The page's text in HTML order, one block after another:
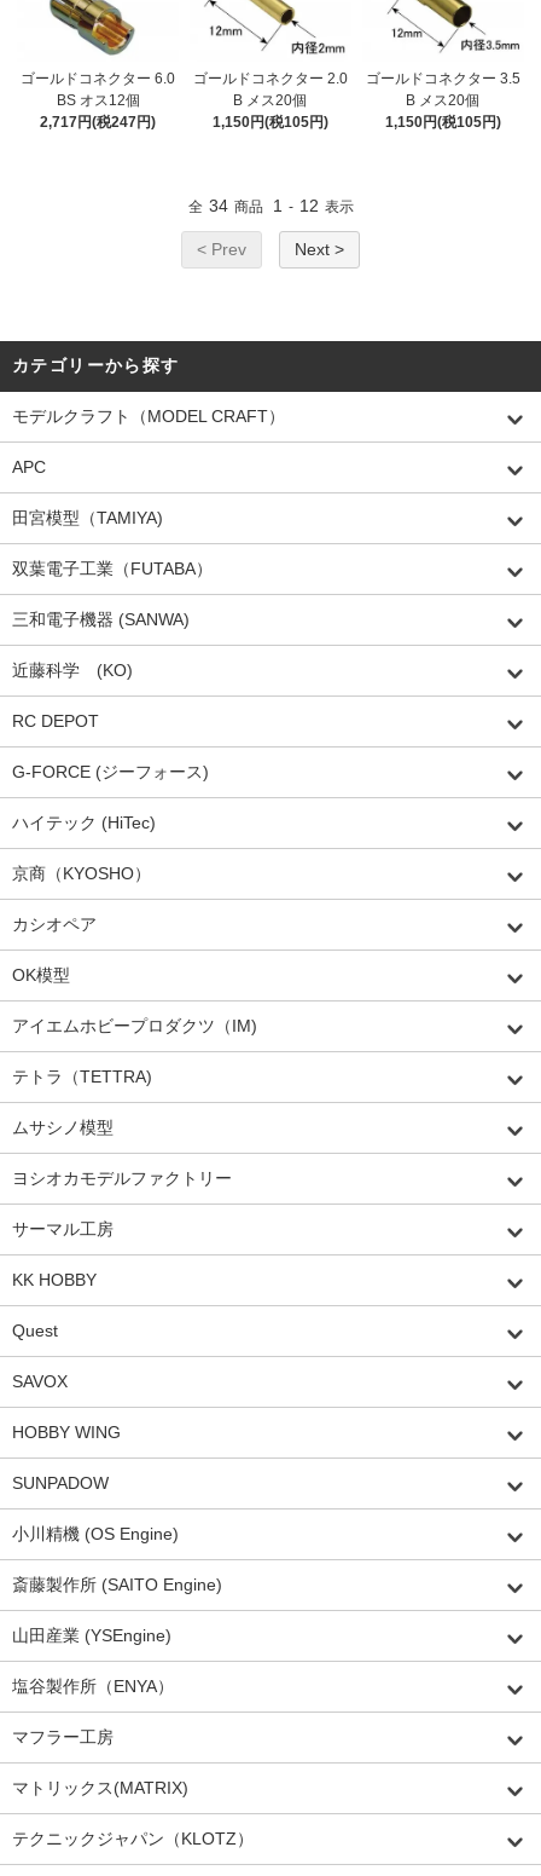
ゴールドコネクター 6.0
BS オス12個
2,717円(税247円)
ゴールドコネクター 2.0
B メス20個
1,150円(税105円)
ゴールドコネクター 3.5
B メス20個
1,150円(税105円)
全 34 商品 1 - 12 表示
< Prev Next >
カテゴリーから探す
モデルクラフト（MODEL CRAFT）
APC
田宮模型（TAMIYA)
双葉電子工業（FUTABA）
三和電子機器 (SANWA)
近藤科学 (KO)
RC DEPOT
G-FORCE (ジーフォース)
ハイテック (HiTec)
京商（KYOSHO）
カシオペア
OK模型
アイエムホビープロダクツ（IM)
テトラ（TETTRA)
ムサシノ模型
ヨシオカモデルファクトリー
サーマル工房
KK HOBBY
Quest
SAVOX
HOBBY WING
SUNPADOW
小川精機 (OS Engine)
斎藤製作所 (SAITO Engine)
山田産業 (YSEngine)
塩谷製作所（ENYA）
マフラー工房
マトリックス(MATRIX)
テクニックジャパン（KLOTZ）